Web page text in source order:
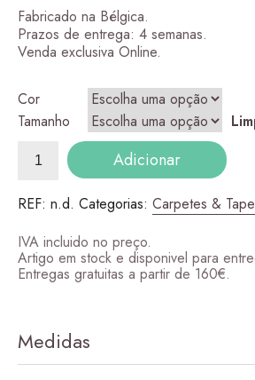
Aurora classic 1
– 305,00€Price
Brisa Verde
48,00€ – 204,00€
Fabricado na Bélgica.
Prazos de entrega: 4 semanas.
Venda exclusiva Online.
Cor
Tamanho
Quantidade
Adicionar
REF: n.d. Categorias: Carpetes &
IVA incluido no preço.
Artigo em stock e disponivel para
Entregas gratuitas a partir de 160€.
Medidas